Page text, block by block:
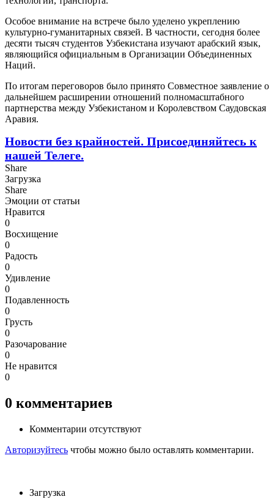
Особое внимание на встрече было уделено укреплению
культурно-гуманитарных связей. В частности, сегодня более
десяти тысяч студентов Узбекистана изучают арабский язык,
являющийся официальным в Организации Объединенных
Наций.
По итогам переговоров было принято Совместное заявление о
дальнейшем расширении отношений полномасштабного
партнерства между Узбекистаном и Королевством Саудовская
Аравия.
Новости без крайностей. Присоединяйтесь к
нашей Телеге.
Share
Загрузка
Share
Эмоции от статьи
Нравится
0
Восхищение
0
Радость
0
Удивление
0
Подавленность
0
Грусть
0
Разочарование
0
Не нравится
0
0 комментариев
Комментарии отсутствуют
Авторизуйтесь чтобы можно было оставлять комментарии.
Загрузка